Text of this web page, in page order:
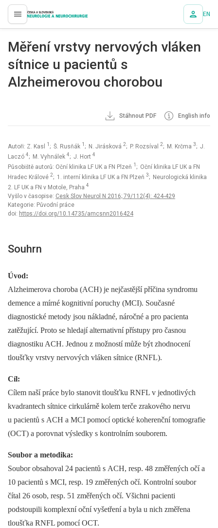
proLékaře.cz EN
Měření vrstvy nervových vláken
sítnice u pacientů s
Alzheimerovou chorobou
Stáhnout PDF English info
Autoři: Z. Kasl 1 ; Š. Rusňák 1 ; N. Jirásková 2; P. Rozsíval 2; M. Krčma 3; J.
Laczó 4; M. Vyhnálek 4; J. Hort 4
Působiště autorů: Oční klinika LF UK a FN Plzeň 1 ; Oční klinika LF UK a FN
Hradec Králové 2; 1. interní klinika LF UK a FN Plzeň 3; Neurologická klinika
2. LF UK a FN v Motole, Praha 4
Vyšlo v časopise: Cesk Slov Neurol N 2016; 79/112(4): 424-429
Kategorie: Původní práce
doi: https://doi.org/10.14735/amcsnn2016424
Souhrn
Úvod:
Alzheimerova choroba (ACH) je nejčastější příčina syndromu
demence a mírné kognitivní poruchy (MCI). Současné
diagnostické metody jsou nákladné, náročné a pro pacienta
zatěžující. Proto se hledají alternativní přístupy pro časnou
diagnostiku ACH. Jednou z možností může být zhodnocení
tloušťky vrstvy nervových vláken sítnice (RNFL).
Cíl:
Cílem naší práce bylo stanovit tloušťku RNFL v jednotlivých
kvadrantech sítnice cirkulárně kolem terče zrakového nervu
u pacientů s ACH a MCI pomocí optické koherenční tomografie
(OCT) a porovnat výsledky s kontrolním souborem.
Soubor a metodika:
Soubor obsahoval 24 pacientů s ACH, resp. 48 změřených očí a
10 pacientů s MCI, resp. 19 změřených očí. Kontrolní soubor
čítal 26 osob, resp. 51 změřených očí. Všichni pacienti
podstoupili komplexní oční vyšetření a byla u nich změřena
tloušťka RNFL pomocí OCT.